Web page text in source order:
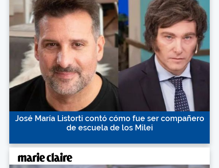
José María Listorti contó cómo fue ser compañero
de escuela de los Milei